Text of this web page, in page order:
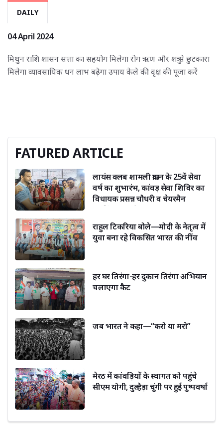
DAILY
04 April 2024
मिथुन राशि शासन सत्ता का सहयोग मिलेगा रोग ऋण और शत्रु से छुटकारा
मिलेगा व्यावसायिक धन लाभ बढ़ेगा उपाय केले की वृक्ष की पूजा करें
FATURED ARTICLE
लायंस क्लब शामली क्राउन के 25वें सेवा
वर्ष का शुभारंभ, कांवड़ सेवा शिविर का
विधायक प्रसन्न चौधरी व चेयरमैन
राहुल टिकरिया बोले—मोदी के नेतृत्व में
युवा बना रहे विकसित भारत की नींव
हर घर तिरंगा-हर दुकान तिरंगा अभियान
चलाएगा कैट
जब भारत ने कहा—“करो या मरो”
मेरठ में कांवड़ियों के स्वागत को पहुंचे
सीएम योगी, दुल्हैड़ा चुंगी पर हुई पुष्पवर्षा